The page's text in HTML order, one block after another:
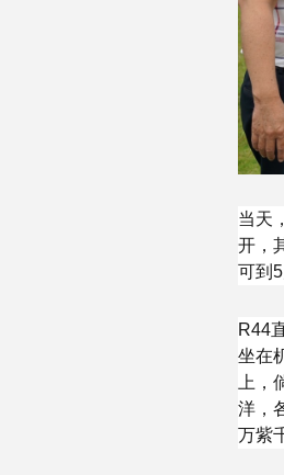
当天
开，
可到
R44
坐在
上
洋，
万紫